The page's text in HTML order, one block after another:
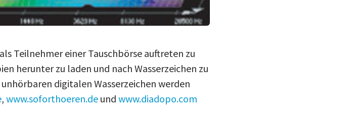
Teilnehmer einer Tauschbörse auftreten zu
herunter zu laden und nach Wasserzeichen zu
digitalen Wasserzeichen werden
, www.soforthoeren.de und www.diadopo.com